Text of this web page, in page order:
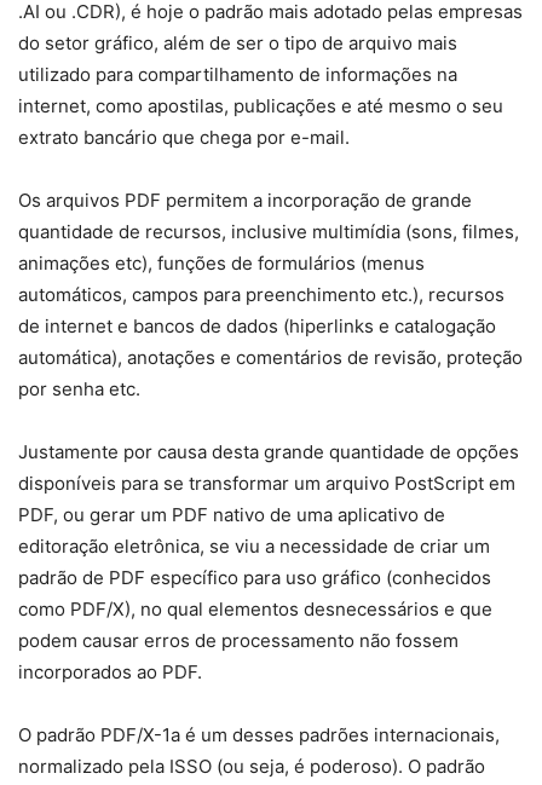
.AI ou .CDR), é hoje o padrão mais adotado pelas empresas
do setor gráfico, além de ser o tipo de arquivo mais
utilizado para compartilhamento de informações na
internet, como apostilas, publicações e até mesmo o seu
extrato bancário que chega por e-mail.
Os arquivos PDF permitem a incorporação de grande
quantidade de recursos, inclusive multimídia (sons, filmes,
animações etc), funções de formulários (menus
automáticos, campos para preenchimento etc.), recursos
de internet e bancos de dados (hiperlinks e catalogação
automática), anotações e comentários de revisão, proteção
por senha etc.
Justamente por causa desta grande quantidade de opções
disponíveis para se transformar um arquivo PostScript em
PDF, ou gerar um PDF nativo de uma aplicativo de
editoração eletrônica, se viu a necessidade de criar um
padrão de PDF específico para uso gráfico (conhecidos
como PDF/X), no qual elementos desnecessários e que
podem causar erros de processamento não fossem
incorporados ao PDF.
O padrão PDF/X-1a é um desses padrões internacionais,
normalizado pela ISSO (ou seja, é poderoso). O padrão